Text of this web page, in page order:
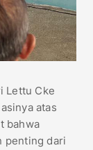
Lettu Cke
atas
bahwa
penting dari